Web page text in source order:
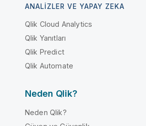
ANALIZLER VE YAPAY ZEKA
Qlik Cloud Analytics
Qlik Yanıtları
Qlik Predict
Qlik Automate
Neden Qlik?
Neden Qlik?